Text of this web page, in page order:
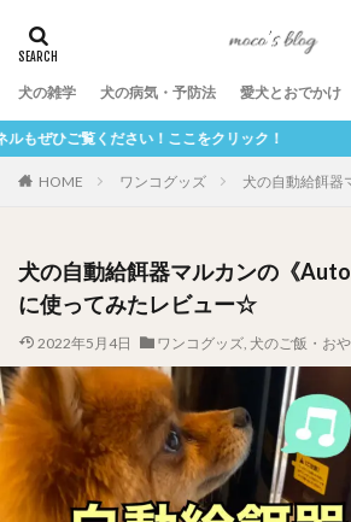
犬の雑学 犬の病気・予防法 愛犬とおでかけ
ここをクリック！
HOME ワンコグッズ 犬の自動給餌
犬の自動給餌器マルカンの《
に使ってみたレビュー☆
2022年5月4日 ワンコグッズ, 犬のご飯・お